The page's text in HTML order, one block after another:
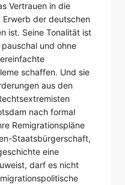
Vertrauen in die
Erwerb der deutschen
ist. Seine Tonalität ist
und ohne
schaffen. Und sie
aus den
nach formal
Remigrationspläne
Staatsbürgerschaft,
eine
darf es nicht